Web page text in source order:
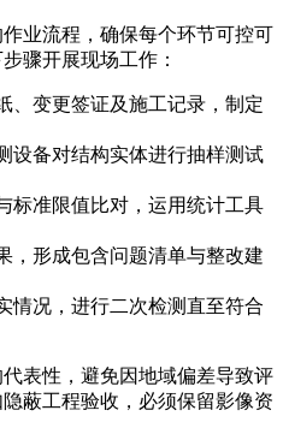
业流程，确保每个环节可控可
骤开展现场工作：
、变更签证及施工记录，制定
设备对结构实体进行抽样测试
标准限值比对，运用统计工具
，形成包含问题清单与整改建
情况，进行二次检测直至符合
表性，避免因地域偏差导致评
蔽工程验收，必须保留影像资